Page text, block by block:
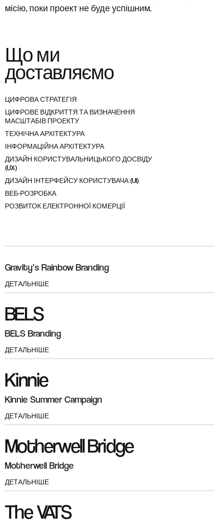
місію, поки проект не буде успішним.
Що ми
доставляємо
ЦИФРОВА СТРАТЕГІЯ
ЦИФРОВЕ ВІДКРИТТЯ ТА ВИЗНАЧЕННЯ
МАСШТАБІВ ПРОЕКТУ
ТЕХНІЧНА АРХІТЕКТУРА
ІНФОРМАЦІЙНА АРХІТЕКТУРА
ДИЗАЙН КОРИСТУВАЛЬНИЦЬКОГО ДОСВІДУ
(UX)
ДИЗАЙН ІНТЕРФЕЙСУ КОРИСТУВАЧА (UI)
ВЕБ-РОЗРОБКА
РОЗВИТОК ЕЛЕКТРОННОЇ КОМЕРЦІЇ
Gravity’s Rainbow Branding
ДЕТАЛЬНІШЕ
BELS
BELS Branding
ДЕТАЛЬНІШЕ
Kinnie
Kinnie Summer Campaign
ДЕТАЛЬНІШЕ
Motherwell Bridge
Motherwell Bridge
ДЕТАЛЬНІШЕ
The VATS